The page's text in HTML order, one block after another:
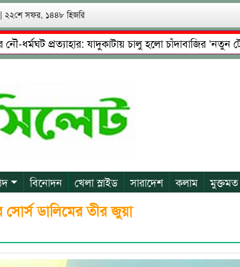
| ২২শে সফর, ১৪৪৮ হিজরি
প্রত্যাহার: যাদুকাটায় চালু হলো চাঁদাবাজির ‘নতুন টোল’!
পর জামিনে মূক্ত রাসেল, আতঙ্কে পরিবার
বিনোদন খেলা স্লাইড সারাদেশ কলাম মুক্তমত
সোর্স ডালিমের তীর জুয়া